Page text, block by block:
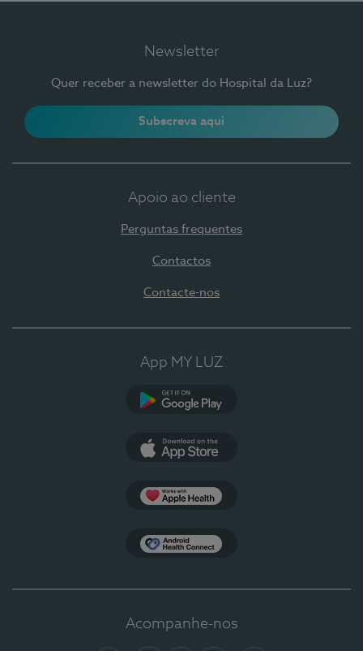
Newsletter
Quer receber a newsletter do Hospital da Luz?
Subscreva aqui
Apoio ao cliente
Perguntas frequentes
Contactos
Contacte-nos
App MY LUZ
Acompanhe-nos